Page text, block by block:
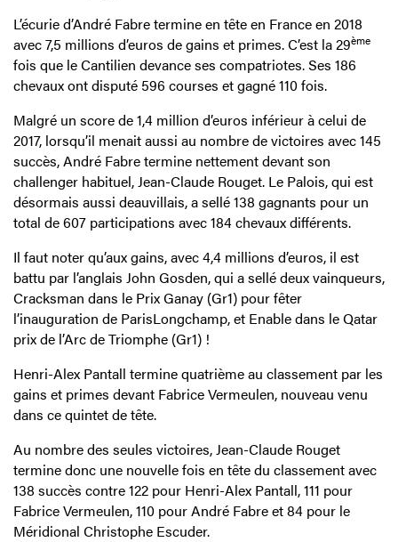
L’écurie d’André Fabre termine en tête en France en 2018
avec 7,5 millions d’euros de gains et primes. C’est la 29ème
fois que le Cantilien devance ses compatriotes. Ses 186
chevaux ont disputé 596 courses et gagné 110 fois.
Malgré un score de 1,4 million d’euros inférieur à celui de
2017, lorsqu’il menait aussi au nombre de victoires avec 145
succès, André Fabre termine nettement devant son
challenger habituel, Jean-Claude Rouget. Le Palois, qui est
désormais aussi deauvillais, a sellé 138 gagnants pour un
total de 607 participations avec 184 chevaux différents.
Il faut noter qu’aux gains, avec 4,4 millions d’euros, il est
battu par l’anglais John Gosden, qui a sellé deux vainqueurs,
Cracksman dans le Prix Ganay (Gr1) pour fêter
l’inauguration de ParisLongchamp, et Enable dans le Qatar
prix de l’Arc de Triomphe (Gr1) !
Henri-Alex Pantall termine quatrième au classement par les
gains et primes devant Fabrice Vermeulen, nouveau venu
dans ce quintet de tête.
Au nombre des seules victoires, Jean-Claude Rouget
termine donc une nouvelle fois en tête du classement avec
138 succès contre 122 pour Henri-Alex Pantall, 111 pour
Fabrice Vermeulen, 110 pour André Fabre et 84 pour le
Méridional Christophe Escuder.